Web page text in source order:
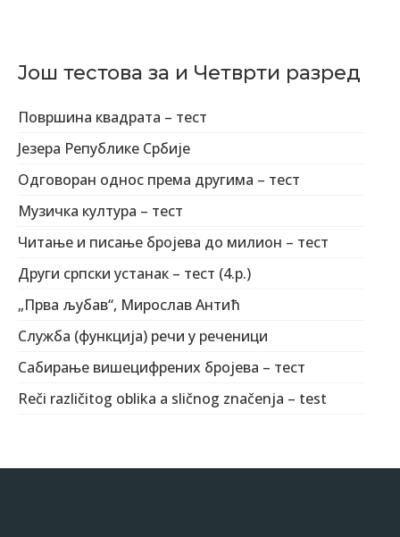
Још тестова за и Четврти разред
Површина квадрата – тест
Језера Републике Србије
Одговоран однос према другима – тест
Музичка култура – тест
Читање и писање бројева до милион – тест
Други српски устанак – тест (4.р.)
„Прва љубав“, Мирослав Антић
Служба (функција) речи у реченици
Сабирање вишецифрених бројева – тест
Reči različitog oblika a sličnog značenja – test